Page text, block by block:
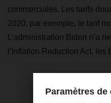
commerciales. Les tarifs
2020, par exemple, le tarif
L’administration Biden n’a
l’Inflation Reduction Act,
Les